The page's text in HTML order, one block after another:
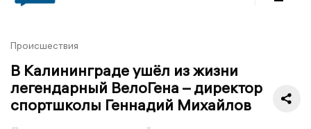
Происшествия
В Калининграде ушёл из жизни
легендарный ВелоГена – директор
спортшколы Геннадий Михайлов